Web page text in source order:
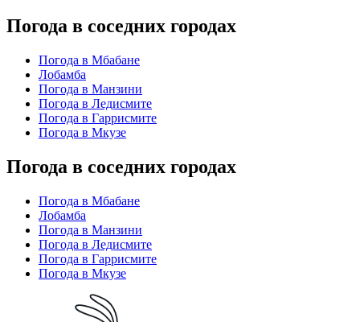
Погода в соседних городах
Погода в Мбабане
Лобамба
Погода в Манзини
Погода в Ледисмите
Погода в Гаррисмите
Погода в Мкузе
Погода в соседних городах
Погода в Мбабане
Лобамба
Погода в Манзини
Погода в Ледисмите
Погода в Гаррисмите
Погода в Мкузе